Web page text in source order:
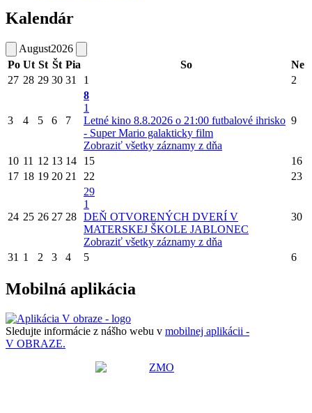
Kalendár
August2026
Po Ut St Št Pia So
Ne
27 28 29 30 31 1 2
3 4 5 6 7
8
1
Letné kino 8.8.2026 o 21:00 futbalové ihrisko
- Super Mario galakticky film
Zobraziť všetky záznamy z dňa
9
10 11 12 13 14 15
16
17 18 19 20 21 22 23
24 25 26 27 28
29
1
DEŇ OTVORENÝCH DVERÍ V
MATERSKEJ ŠKOLE JABLONEC
Zobraziť všetky záznamy z dňa
30
31 1 2 3 4 5 6
Mobilná aplikácia
Sledujte informácie z nášho webu v mobilnej aplikácii -
V OBRAZE.